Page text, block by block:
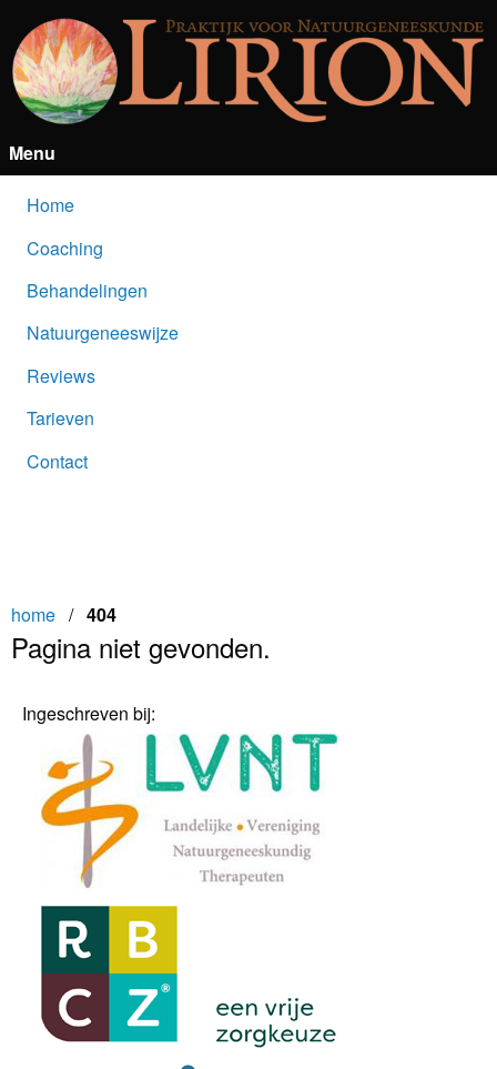
Menu
Home
Coaching
Behandelingen
Natuurgeneeswijze
Reviews
Tarieven
Contact
home / 404
Pagina niet gevonden.
Ingeschreven bij: